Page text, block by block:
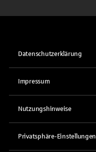
Datenschutzerklärung
Impressum
Nutzungshinweise
Privatsphäre-Einstellungen